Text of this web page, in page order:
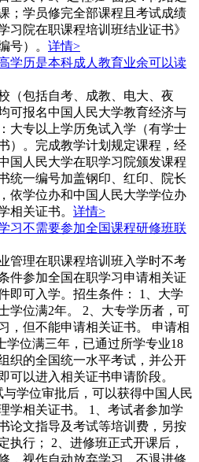
；学员修完全部课程且考试成绩
习院在职课程培训班结业证书》
号）。 详情>
学历是本科成人教育业余可以读
（包括自考、成教、电大、夜
可报名中国人民大学教育经济与
大专以上学历免试入学（有学士
）。完成教学计划规定课程，经
国人民大学在职学习院颁发课程
统一编号加盖钢印、红印、院长
依学位办和中国人民大学学位办
相关证书。 详情>
习不需要参加全国课程研修班联
管理在职课程培训班入学时不考
件参加全国在职学习申请相关证
即可入学。招生条件： 1、大学
学位满2年。 2、大专学历者，可
，但不能申请相关证书。 申请相
学位满三年，已通过所学专业18
织的全国统一水平考试，并公开
可以进入相关证书申请阶段。
学位审批后，可以获得中国人民
学相关证书。 1、考试者参加学
论文指导及考试等培训费，另按
执行； 2、进修班正式开课后，
，视作自动放弃学习，不退进修